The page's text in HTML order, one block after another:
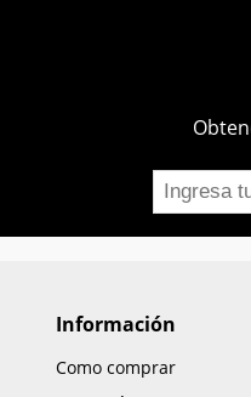
Información
Como comprar